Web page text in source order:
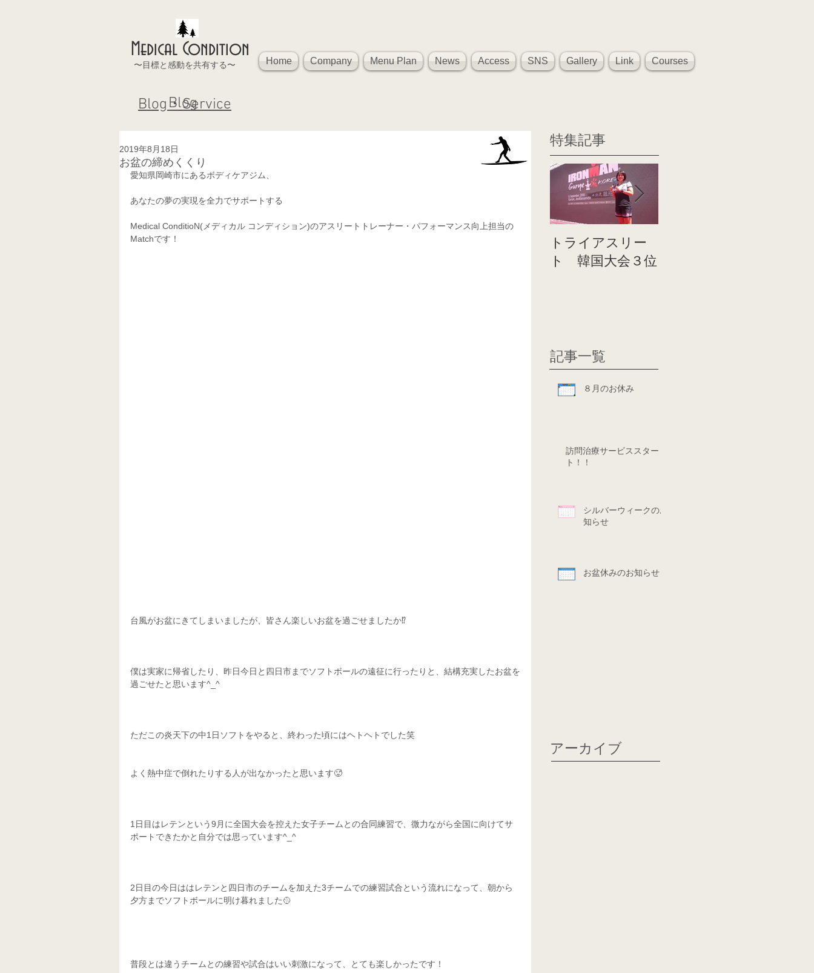
Medical Condition
〜目標と感動を共有する〜 Home Company Menu Plan News Access SNS Gallery Link Courses
Blog
Blog・Service
お盆の締めくくり
2019年8月18日
愛知県岡崎市にあるボディケアジム、
あなたの夢の実現を全力でサポートする
Medical ConditioN(メディカル コンディション)のアスリートトレーナー・パフォーマンス向上担当の
Matchです！
台風がお盆にきてしまいましたが、皆さん楽しいお盆を過ごせましたか⁉️
僕は実家に帰省したり、昨日今日と四日市までソフトボールの遠征に行ったりと、結構充実したお盆を
過ごせたと思います^_^
ただこの炎天下の中1日ソフトをやると、終わった頃にはヘトヘトでした笑
よく熱中症で倒れたりする人が出なかったと思います🥵
1日目はレテンという9月に全国大会を控えた女子チームとの合同練習で、微力ながら全国に向けてサ
ポートできたかと自分では思っています^_^
2日目の今日ははレテンと四日市のチームを加えた3チームでの練習試合という流れになって、朝から
夕方までソフトボールに明け暮れました🥎
普段とは違うチームとの練習や試合はいい刺激になって、とても楽しかったです！
特集記事
トライアスリー
ト 韓国大会３位
記事一覧
８月のお休み
訪問治療サービススター
ト！！
シルバーウィークのお
知らせ
お盆休みのお知らせ
アーカイブ